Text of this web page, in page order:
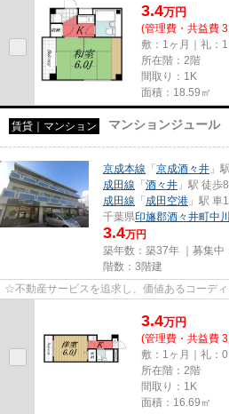
3.4万円
(管理費・共益費
敷：1ヶ月｜礼：1
所在階：2階
間取り：1K
面積：18.59㎡
賃貸｜マンション マンションジュール
京成本線 「京成酒々井 」
成田線 「酒々井 」駅 徒歩
成田線 「成田空港 」駅 車
千葉県印旛郡酒々井町中川
3.4万円
築年数：築37年 ｜募集中
階数：3階建
☆不動産サービスを追求し、価値あるコーデ
3.4万円
(管理費・共益費
敷：1ヶ月｜礼：0
所在階：2階
間取り：1K
面積：16.69㎡